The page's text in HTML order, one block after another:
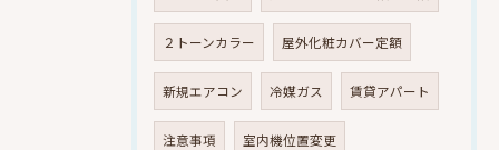
２トーンカラー 屋外化粧カバー定額
新規エアコン 冷媒ガス 賃貸アパート
注意事項 室内機位置変更